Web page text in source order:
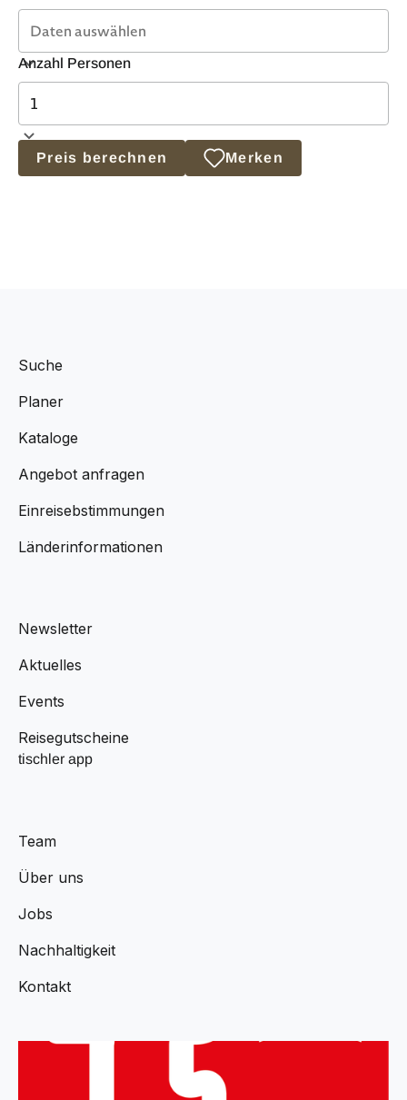
Anzahl Personen
Preis berechnen Merken
Suche
Planer
Kataloge
Angebot anfragen
Einreisebstimmungen
Länderinformationen
Newsletter
Aktuelles
Events
Reisegutscheine
tischler app
Team
Über uns
Jobs
Nachhaltigkeit
Kontakt